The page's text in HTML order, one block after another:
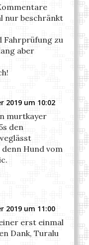
nur beschränkt
Fahrprüfung zu
aber
2019 um 10:02
murtkayer
den
Hund vom
2019 um 11:00
erst einmal
Dank, Turalu